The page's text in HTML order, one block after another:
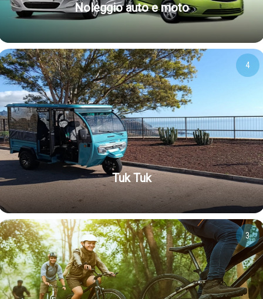
Noleggio auto e moto
4
Tuk Tuk
3